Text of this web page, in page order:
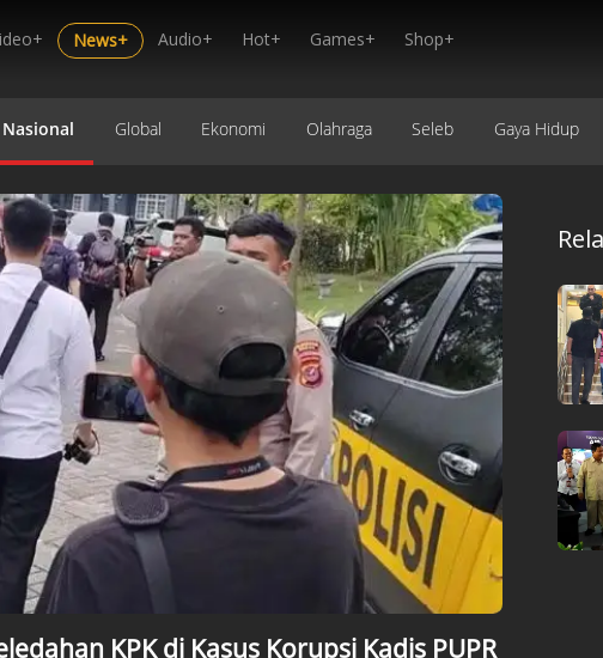
News+ Audio+ Hot+ Games+ Shop+
Nasional Global Ekonomi Olahraga Seleb Gaya Hidup
KPK di Kasus Korupsi Kadis PUPR